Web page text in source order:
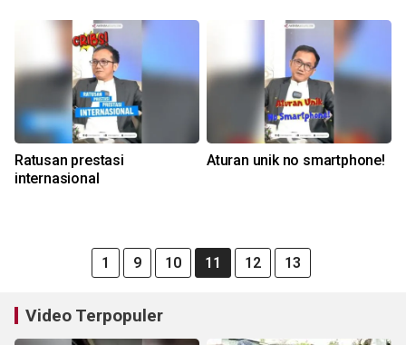
Ratusan prestasi
internasional
Aturan unik no smartphone!
1 9 10 11 12 13
Video Terpopuler